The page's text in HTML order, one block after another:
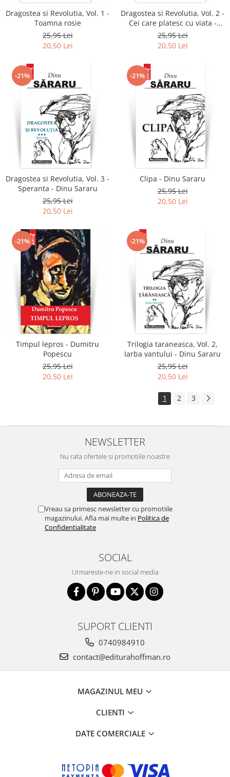
Dragostea si Revolutia, Vol. 1 -
Toamna rosie
25,95 Lei
20,50 Lei
Dragostea si Revolutia, Vol. 2 -
Cei care platesc cu viata -
Dinu Sararu
25,95 Lei
20,50 Lei
-21%
Dragostea si Revolutia, Vol. 3 -
Speranta - Dinu Sararu
25,95 Lei
20,50 Lei
-21%
Clipa - Dinu Sararu
25,95 Lei
20,50 Lei
-21%
Timpul lepros - Dumitru
Popescu
25,95 Lei
20,50 Lei
-21%
Trilogia taraneasca, Vol. 2,
Iarba vantului - Dinu Sararu
25,95 Lei
20,50 Lei
1 2 3
NEWSLETTER
Nu rata ofertele si promotiile noastre
Vreau sa primesc newsletter cu promotiile
magazinului. Afla mai multe in Politica de
Confidentialitate
SOCIAL
Urmareste-ne in social media
SUPORT CLIENTI
0740984910
contact@editurahoffman.ro
MAGAZINUL MEU
CLIENTI
DATE COMERCIALE